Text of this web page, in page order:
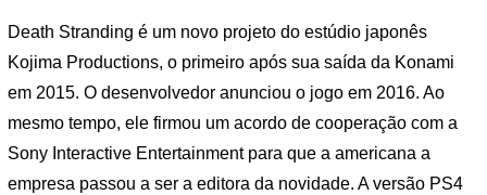
Death Stranding é um novo projeto do estúdio japonês
Kojima Productions, o primeiro após sua saída da Konami
em 2015. O desenvolvedor anunciou o jogo em 2016. Ao
mesmo tempo, ele firmou um acordo de cooperação com a
Sony Interactive Entertainment para que a americana a
empresa passou a ser a editora da novidade. A versão PS4